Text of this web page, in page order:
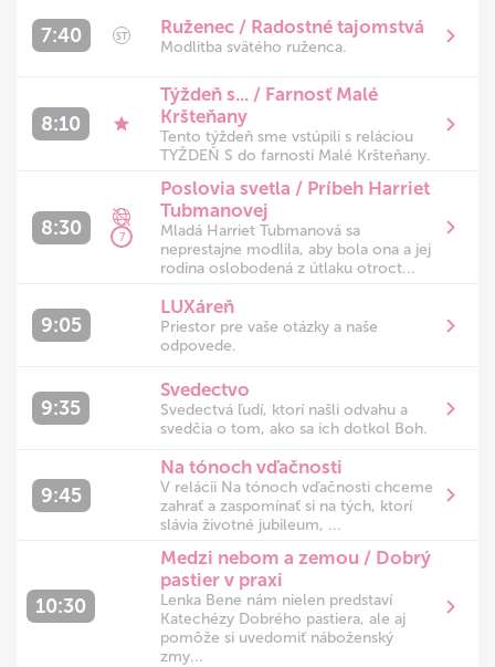
7:40 ST Ruženec / Radostné tajomstvá
Modlitba svätého ruženca.
8:10
Týždeň s... / Farnosť Malé
Kršteňany
Tento týždeň sme vstúpili s reláciou
TYŽDEŇ S do farnosti Malé Kršteňany.
8:30 7
Poslovia svetla / Príbeh Harriet
Tubmanovej
Mladá Harriet Tubmanová sa
neprestajne modlila, aby bola ona a jej
rodina oslobodená z útlaku otroct...
9:05
LUXáreň
Priestor pre vaše otázky a naše
odpovede.
9:35
Svedectvo
Svedectvá ľudí, ktorí našli odvahu a
svedčia o tom, ako sa ich dotkol Boh.
9:45
Na tónoch vďačnosti
V relácii Na tónoch vďačnosti chceme
zahrať a zaspomínať si na tých, ktorí
slávia životné jubileum, ...
10:30
Medzi nebom a zemou / Dobrý
pastier v praxi
Lenka Bene nám nielen predstaví
Katechézy Dobrého pastiera, ale aj
pomôže si uvedomiť náboženský
zmy...